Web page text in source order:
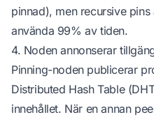
pinnad), men recursive
använda 99% av tiden.
4. Noden annonserar
Pinning-noden publicerar
Distributed Hash Table
innehållet. När en annan